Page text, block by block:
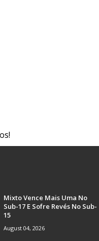
Mixto Vence Mais Uma No
Sub-17 E Sofre Revés No Sub-
15
August 04, 2026